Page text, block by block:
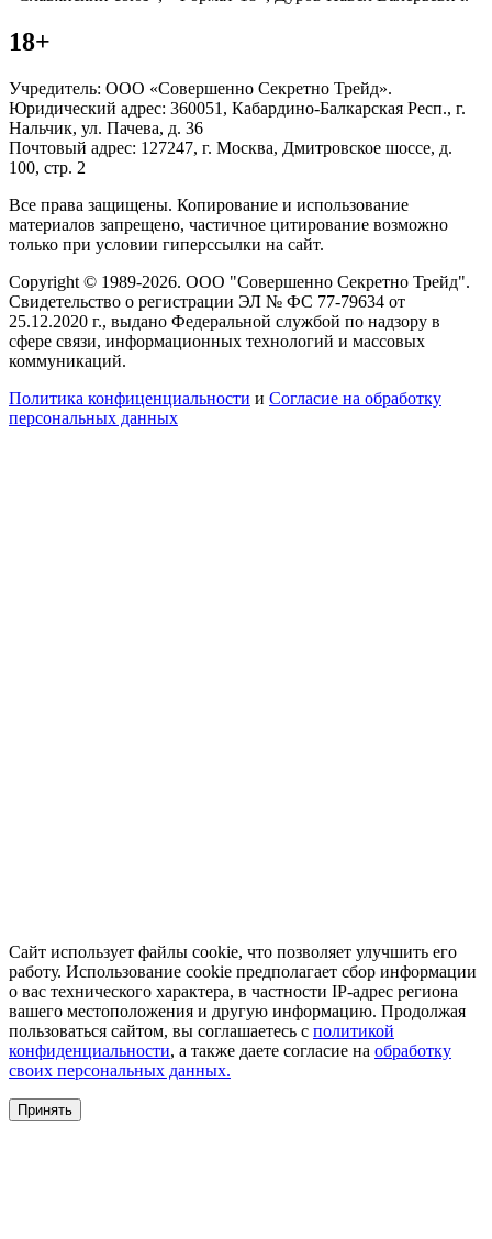
18+
Учредитель: ООО «Совершенно Секретно Трейд».
Юридический адрес: 360051, Кабардино-Балкарская Респ., г.
Нальчик, ул. Пачева, д. 36
Почтовый адрес: 127247, г. Москва, Дмитровское шоссе, д.
100, стр. 2
Все права защищены. Копирование и использование
материалов запрещено, частичное цитирование возможно
только при условии гиперссылки на сайт.
Copyright © 1989-2026. ООО "Совершенно Секретно Трейд".
Свидетельство о регистрации ЭЛ № ФС 77-79634 от
25.12.2020 г., выдано Федеральной службой по надзору в
сфере связи, информационных технологий и массовых
коммуникаций.
Политика конфиценциальности и Согласие на обработку
персональных данных
Сайт использует файлы cookie, что позволяет улучшить его
работу. Использование cookie предполагает сбор информации
о вас технического характера, в частности IP-адрес региона
вашего местоположения и другую информацию. Продолжая
пользоваться сайтом, вы соглашаетесь с политикой
конфиденциальности, а также даете согласие на обработку
своих персональных данных.
Принять